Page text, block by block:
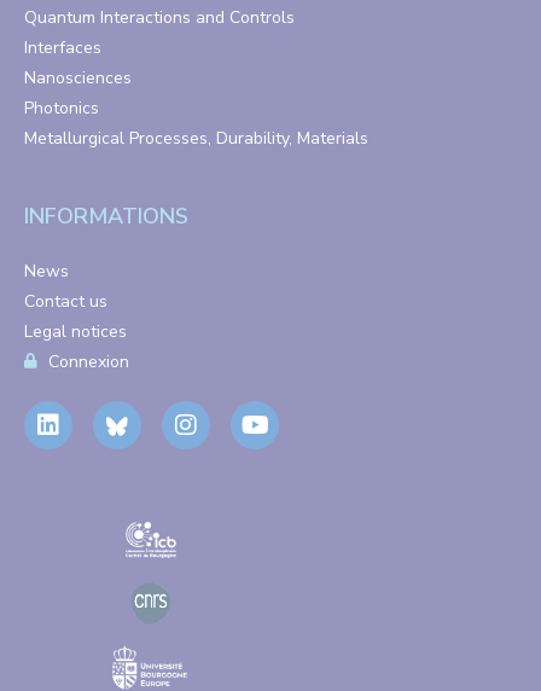
Quantum Interactions and Controls
Interfaces
Nanosciences
Photonics
Metallurgical Processes, Durability, Materials
INFORMATIONS
News
Contact us
Legal notices
Connexion